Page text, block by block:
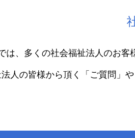
は、多くの社会福祉法人のお客
人の皆様から頂く「ご質問」